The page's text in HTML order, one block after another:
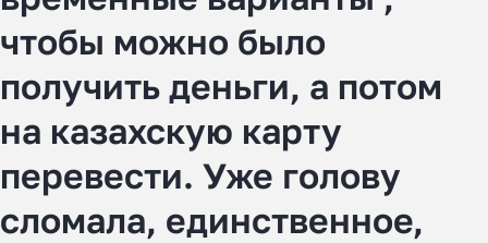
чтобы можно было
получить деньги, а потом
на казахскую карту
перевести. Уже голову
сломала, единственное,